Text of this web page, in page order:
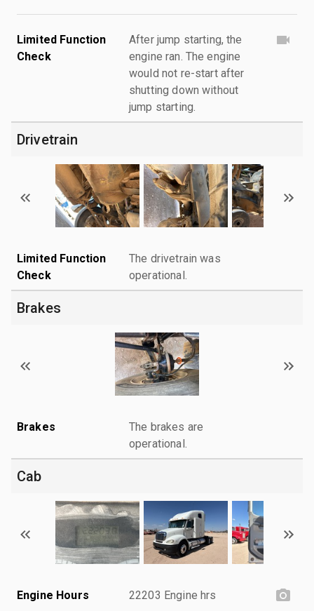
Limited Function
Check
After jump starting, the
engine ran. The engine
would not re-start after
shutting down without
jump starting.
Drivetrain
Limited Function
Check
The drivetrain was
operational.
Brakes
Brakes
The brakes are
operational.
Cab
Engine Hours 22203 Engine hrs